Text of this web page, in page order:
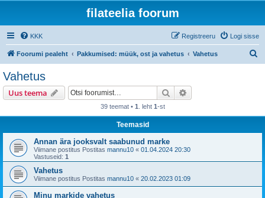
filateelia foorum
KKK Logi sisse
Registreeru
Foorumi pealeht Pakkumised: müük, ost ja vahetus Vahetus
Vahetus
Uus teema Otsi
39 teemat • 1 . leht 1-st
Teemasid
Annan ära jooksvalt saabunud marke
Viimane postitus Postitas mannu10 « 01.04.2024 20:30
Vastuseid: 1
Vahetus
Viimane postitus Postitas mannu10 « 20.02.2023 01:09
Minu markide vahetus